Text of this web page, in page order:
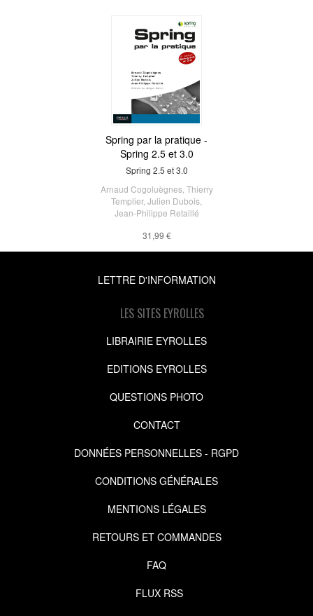
Spring par la pratique -
Spring 2.5 et 3.0
Spring 2.5 et 3.0
Arnaud Cogoluègnes, Thierry
Templier, Julien Dubois
Jean-Philippe Retaillé
31,99 €
LETTRE D'INFORMATION
LES SITES EYROLLES
LIBRAIRIE EYROLLES
EDITIONS EYROLLES
QUESTIONS PHOTO
CONTACT
DONNÉES PERSONNELLES - RGPD
CONDITIONS GÉNÉRALES
MENTIONS LÉGALES
RETOURS ET COMMANDES
FAQ
FLUX RSS